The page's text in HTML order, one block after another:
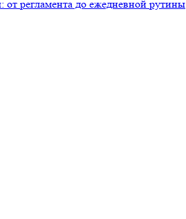
регламента до ежедневной рутины